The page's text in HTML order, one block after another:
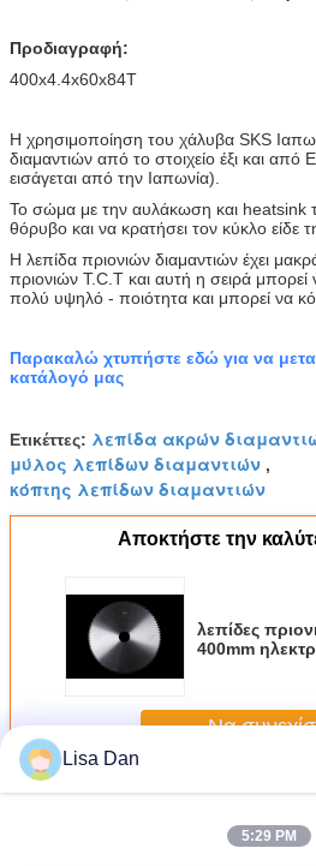
Προδιαγραφή:
400x4.4x60x84T
Η χρησιμοποίηση του χάλυβα SKS
διαμαντιών από το στοιχείο έξι και
εισάγεται από την Ιαπωνία).
Το σώμα με την αυλάκωση και heatsink
θόρυβο και να κρατήσει τον κύκλο είδε
Η λεπίδα πριονιών διαμαντιών έχει
πριονιών T.C.T και αυτή η σειρά
πολύ υψηλό - ποιότητα και μπορεί να
Παρακαλώ χτυπήστε εδώ για να
κατάλογό μας
Ετικέττες: λεπίδα ακρών
μύλος λεπίδων διαμαντιών ,
κόπτης λεπίδων διαμαντιών
Αποκτήστε την
λεπίδες
400mm
πριονιών
Να
ΠερισσότεροιΛεπίδα πριονιών
Lisa Dan
5:29 PM